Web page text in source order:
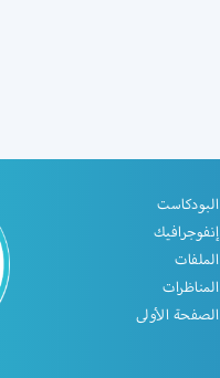
البودكاست
إنفوجرافيك
الملفات
المناظرات
الصفحة الأولى